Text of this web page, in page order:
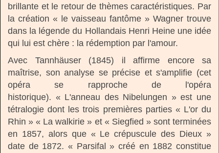
brillante et le retour de thèmes caractéristiques. Par
la création « le vaisseau fantôme » Wagner trouve
dans la légende du Hollandais Henri Heine une idée
qui lui est chère : la rédemption par l'amour.
Avec Tannhäuser (1845) il affirme encore sa
maîtrise, son analyse se précise et s'amplifie (cet
opéra se rapproche de l'opéra
historique). « L'anneau des Nibelungen » est une
tétralogie dont les trois premières parties « L'or du
Rhin » « La walkirie » et « Siegfied » sont terminées
en 1857, alors que « Le crépuscule des Dieux »
date de 1872. « Parsifal » créé en 1882 constitue